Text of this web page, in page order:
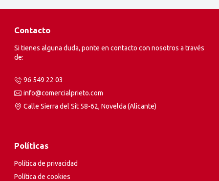
Contacto
Si tienes alguna duda, ponte en contacto con nosotros a través
de:
96 549 22 03
info@comercialprieto.com
Calle Sierra del Sit 58-62, Novelda (Alicante)
Políticas
Política de privacidad
Política de cookies